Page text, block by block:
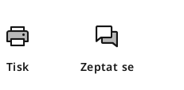
Tisk Zeptat se